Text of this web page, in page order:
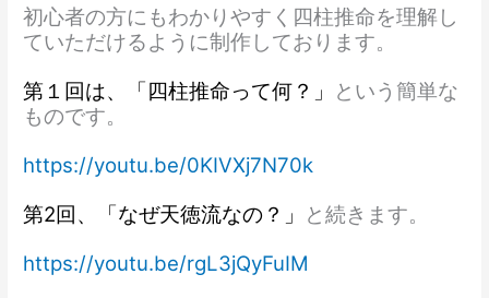
初心者の方にもわかりやすく四柱推命を理解し
ていただけるように制作しております。
第１回は、「四柱推命って何？」
という簡単な
ものです。
https://youtu.be/0KIVXj7N70k
第2回、「なぜ天徳流なの？」
と続きます。
https://youtu.be/rgL3jQyFuIM